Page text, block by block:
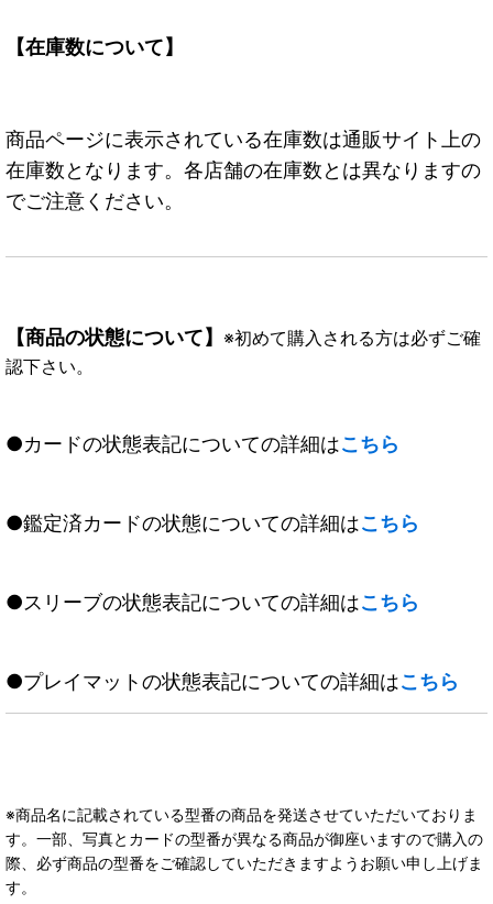
【在庫数について】
商品ページに表示されている在庫数は通販サイト上の
在庫数となります。各店舗の在庫数とは異なりますの
でご注意ください。
【商品の状態について】 ※初めて購入される方は必ずご確
認下さい。
●カードの状態表記についての詳細はこちら
●鑑定済カードの状態についての詳細はこちら
●スリーブの状態表記についての詳細はこちら
●プレイマットの状態表記についての詳細はこちら
※商品名に記載されている型番の商品を発送させていただいておりま
す。一部、写真とカードの型番が異なる商品が御座いますので購入の
際、必ず商品の型番をご確認していただきますようお願い申し上げま
す。